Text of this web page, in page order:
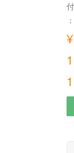
付
：
¥
1
1